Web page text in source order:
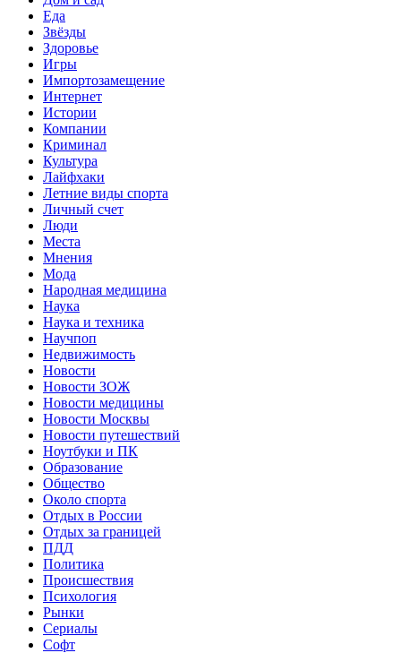
Еда
Звёзды
Здоровье
Игры
Импортозамещение
Интернет
Истории
Компании
Криминал
Культура
Лайфхаки
Летние виды спорта
Личный счет
Люди
Места
Мнения
Мода
Народная медицина
Наука
Наука и техника
Научпоп
Недвижимость
Новости
Новости ЗОЖ
Новости медицины
Новости Москвы
Новости путешествий
Ноутбуки и ПК
Образование
Общество
Около спорта
Отдых в России
Отдых за границей
ПДД
Политика
Происшествия
Психология
Рынки
Сериалы
Софт